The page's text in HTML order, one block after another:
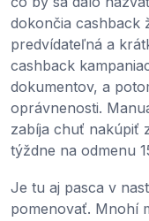
dokončia cashback
predvídateľná a
cashback
dokumentov, a
oprávnenosti.
zabíja chuť nakúpiť
týždne na odmenu
Je tu aj pasca v
pomenovať. Mnohí